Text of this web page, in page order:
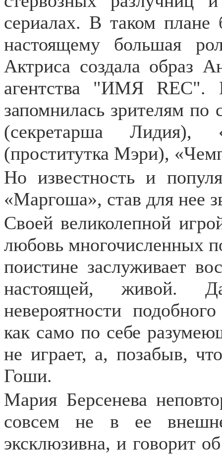
сериалах. В таком
настоящему большая
Актриса создала образ
агентства "ИМЯ REC".
запомнилась зрителям
(секретарша
(проститутка Мэри),
Но известность и
«Маргоша», став для нее
Своей великолепной
любовь многочисленных
поистине заслуживает
настоящей, живой.
невероятности
как само по себе
не играет, а, позабыв,
Гоши.
Мария Берсенева
совсем не в ее
эксклюзивна, и говорит